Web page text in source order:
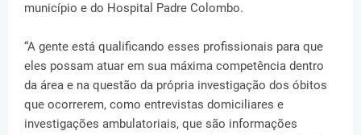
município e do Hospital Padre Colombo.
“A gente está qualificando esses profissionais para que
eles possam atuar em sua máxima competência dentro
da área e na questão da própria investigação dos óbitos
que ocorrerem, como entrevistas domiciliares e
investigações ambulatoriais, que são informações